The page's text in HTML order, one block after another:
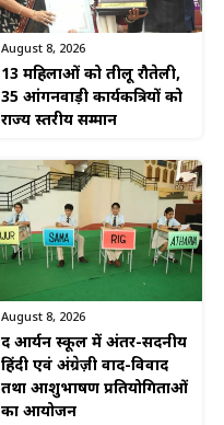
August 8, 2026
13 महिलाओं को तीलू रौतेली,
35 आंगनवाड़ी कार्यकत्रियों को
राज्य स्तरीय सम्मान
August 8, 2026
द आर्यन स्कूल में अंतर-सदनीय
हिंदी एवं अंग्रेज़ी वाद-विवाद
तथा आशुभाषण प्रतियोगिताओं
का आयोजन